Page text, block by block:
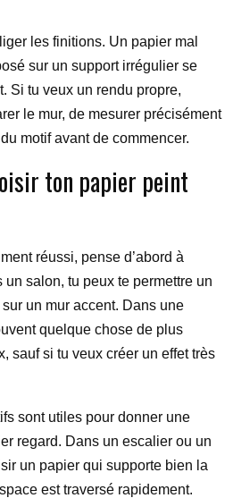
les finitions. Un papier mal
sur un support irrégulier se
Si tu veux un rendu propre,
le mur, de mesurer précisément
motif avant de commencer.
ton papier peint
réussi, pense d’abord à
un salon, tu peux te permettre un
un mur accent. Dans une
quelque chose de plus
sauf si tu veux créer un effet très
sont utiles pour donner une
regard. Dans un escalier ou un
un papier qui supporte bien la
est traversé rapidement.